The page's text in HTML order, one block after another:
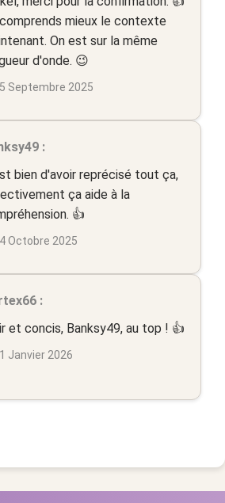
mieux le contexte
On est sur la même
d'onde. 😉
Septembre 2025
:
bien d'avoir reprécisé tout ça,
ça aide à la
👍
Octobre 2025
:
et concis, Banksy49, au top ! 👍
Janvier 2026